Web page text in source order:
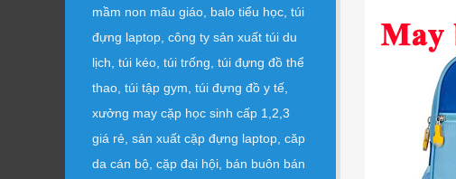
mầm non mãu giáo, balo tiểu học, túi
đựng laptop, công ty sản xuất túi du
lịch, túi kéo, túi trống, túi đựng đồ thể
thao, túi tập gym, túi đựng đồ y tế,
xưởng may cặp học sinh cấp 1,2,3
giá rẻ, sản xuất cặp đựng laptop, căp
da cán bộ, cặp đại hội, bán buôn bán